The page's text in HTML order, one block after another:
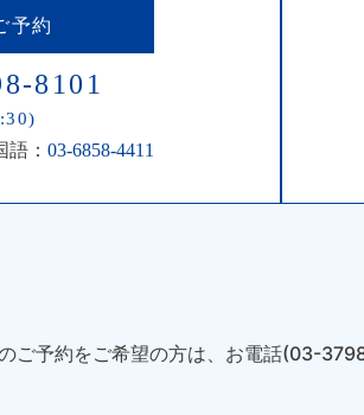
予約
8101
語： 03-6858-4411
ご予約をご希望の方は、お電話(03-